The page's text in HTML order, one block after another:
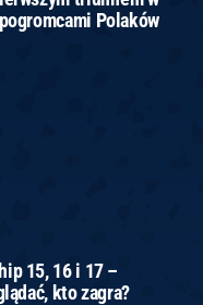
Polaków
15, 16 i 17 –
kto zagra?